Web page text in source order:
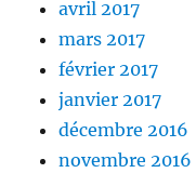
avril 2017
mars 2017
février 2017
janvier 2017
décembre 2016
novembre 2016